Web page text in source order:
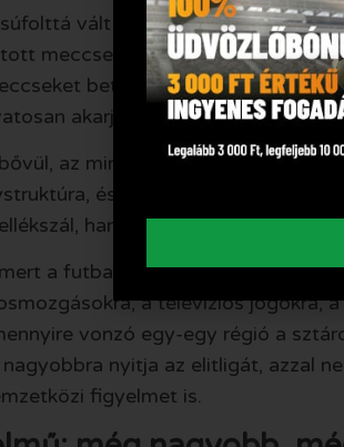
vált a globális
meccsek és a hazai
betolni a naptárba. Az
akarja időzíteni az újításokat.
az mindig üzenet a
és mekkora szerepet
hanem egyre erősebb
a futball globalizációja ma már
a televíziós jogokra,
vonzó egy-egy régió a
nyitja az elitligát, azzal
figyelmet is.